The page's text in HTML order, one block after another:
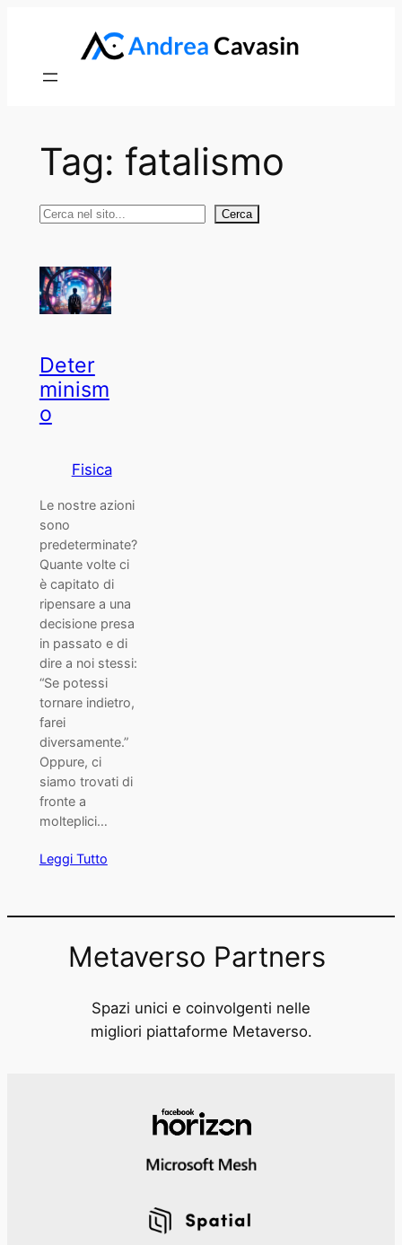
Tag: fatalismo
Cerca Cerca
Deter
minism
o
Fisica
Le nostre azioni
sono
predeterminate?
Quante volte ci
è capitato di
ripensare a una
decisione presa
in passato e di
dire a noi stessi:
“Se potessi
tornare indietro,
farei
diversamente.”
Oppure, ci
siamo trovati di
fronte a
molteplici…
Leggi Tutto
Metaverso Partners
Spazi unici e coinvolgenti nelle
migliori piattaforme Metaverso.